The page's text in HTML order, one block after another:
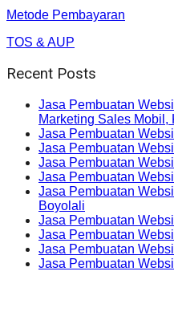
Metode Pembayaran
TOS & AUP
Recent Posts
Jasa Pembuatan
Marketing Sales Mobil,
Jasa Pembuatan
Jasa Pembuatan
Jasa Pembuatan
Jasa Pembuatan
Jasa Pembuatan
Boyolali
Jasa Pembuatan
Jasa Pembuatan
Jasa Pembuatan
Jasa Pembuatan